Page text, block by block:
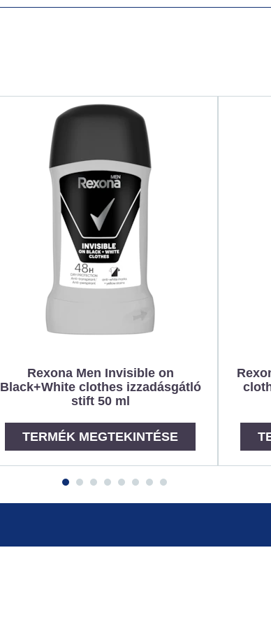
Rexona Men Invisible on
Black+White clothes izzadásgátló
stift 50 ml
TERMÉK MEGTEKINTÉSE